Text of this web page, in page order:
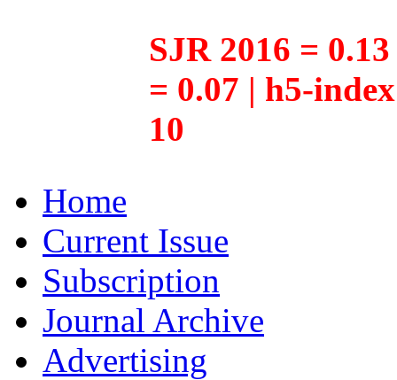
SJR 2016 =
= 0.07 | h5-
10
Home
Current Issue
Subscription
Journal Archive
Advertising